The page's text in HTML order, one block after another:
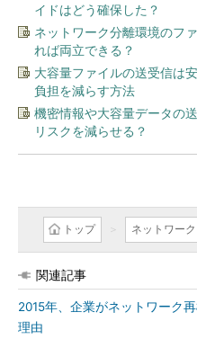
イドはどう確保した？
ネットワーク分離環境のフ
れば両立できる？
大容量ファイルの送受信は
負担を減らす方法
機密情報や大容量データの
リスクを減らせる？
トップ ネットワーク
関連記事
2015年、企業がネットワーク
理由